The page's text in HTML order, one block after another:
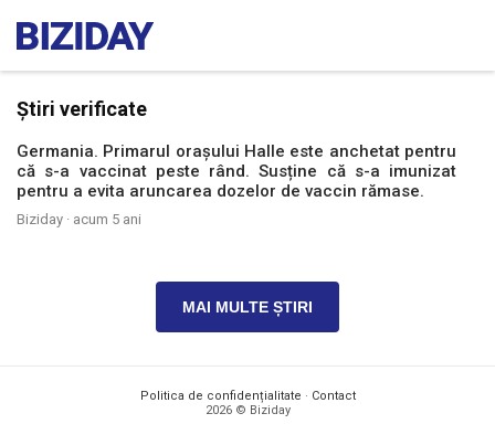
Știri verificate
Germania. Primarul orașului Halle este anchetat pentru
că s-a vaccinat peste rând. Susține că s-a imunizat
pentru a evita aruncarea dozelor de vaccin rămase.
Biziday · acum 5 ani
MAI MULTE ȘTIRI
Politica de confidențialitate · Contact
2026 © Biziday